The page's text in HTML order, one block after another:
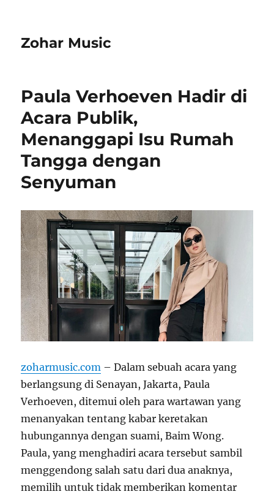
Zohar Music
Paula Verhoeven Hadir di
Acara Publik,
Menanggapi Isu Rumah
Tangga dengan
Senyuman
zoharmusic.com – Dalam sebuah acara yang
berlangsung di Senayan, Jakarta, Paula
Verhoeven, ditemui oleh para wartawan yang
menanyakan tentang kabar keretakan
hubungannya dengan suami, Baim Wong.
Paula, yang menghadiri acara tersebut sambil
menggendong salah satu dari dua anaknya,
memilih untuk tidak memberikan komentar